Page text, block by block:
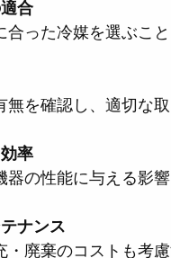
合
合った冷媒を選ぶこと
無を確認し、適切な
率
器の性能に与える影
ナンス
・廃棄のコストも考慮